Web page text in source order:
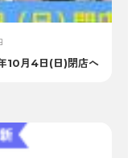
10月4日(日)閉店へ